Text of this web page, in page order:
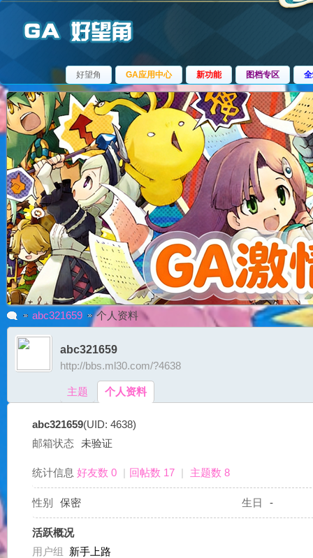
好望角 GA应用中心 新功能 图档专区
›
abc321659 个人资料
abc321659
http://bbs.ml30.com/?4638
主题 个人资料
abc321659(UID: 4638)
邮箱状态
未验证
统计信息 好友数 0 | 回帖数 17 | 主题数 8
性别 保密 生日 -
活跃概况
用户组 新手上路